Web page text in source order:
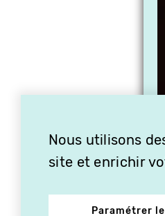
Nous utilisons
site et enrichir
Paramétrer